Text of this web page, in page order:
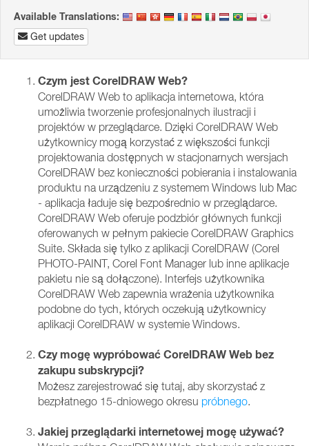
Available Translations:
Get updates
Czym jest CorelDRAW Web?
CorelDRAW Web to aplikacja internetowa, która
umożliwia tworzenie profesjonalnych ilustracji i
projektów w przeglądarce. Dzięki CorelDRAW Web
użytkownicy mogą korzystać z większości funkcji
projektowania dostępnych w stacjonarnych wersjach
CorelDRAW bez konieczności pobierania i instalowania
produktu na urządzeniu z systemem Windows lub Mac
- aplikacja ładuje się bezpośrednio w przeglądarce.
CorelDRAW Web oferuje podzbiór głównych funkcji
oferowanych w pełnym pakiecie CorelDRAW Graphics
Suite. Składa się tylko z aplikacji CorelDRAW (Corel
PHOTO-PAINT, Corel Font Manager lub inne aplikacje
pakietu nie są dołączone). Interfejs użytkownika
CorelDRAW Web zapewnia wrażenia użytkownika
podobne do tych, których oczekują użytkownicy
aplikacji CorelDRAW w systemie Windows.
Czy mogę wypróbować CorelDRAW Web bez
zakupu subskrypcji?
Możesz zarejestrować się tutaj, aby skorzystać z
bezpłatnego 15-dniowego okresu próbnego.
Jakiej przeglądarki internetowej mogę używać?